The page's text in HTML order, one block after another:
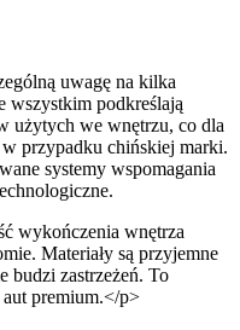
uwagę na kilka
wszystkim podkreślają
użytych we wnętrzu, co dla
przypadku chińskiej marki.
systemy wspomagania
wykończenia wnętrza
Materiały są przyjemne
budzi zastrzeżeń. To
premium.</p>